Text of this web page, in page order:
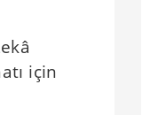
için